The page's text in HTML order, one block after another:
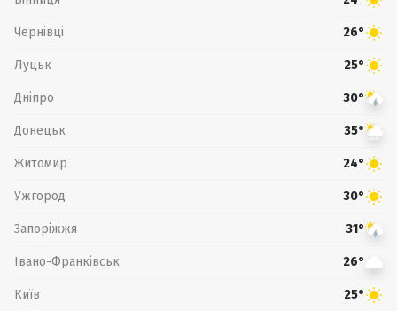
Чернівці 26°
Луцьк 25°
Дніпро 30°
Донецьк 35°
Житомир 24°
Ужгород 30°
Запоріжжя 31°
Івано-Франківськ 26°
Київ 25°